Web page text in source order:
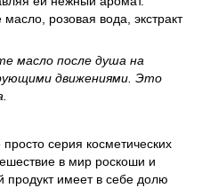
розовая вода, экстракт
масло после душа на
движениями. Это
просто серия косметических
в мир роскоши и
продукт имеет в себе долю